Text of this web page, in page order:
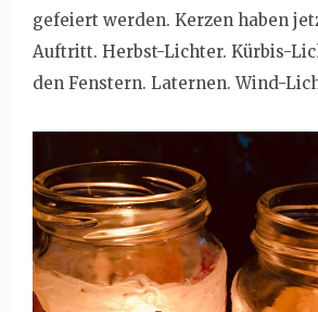
gefeiert werden. Kerzen haben
Auftritt. Herbst-Lichter. Kürbis-
den Fenstern. Laternen. Wind-